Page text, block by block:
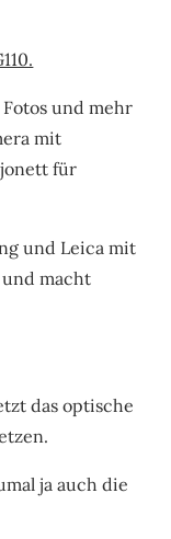
und mehr
mit
für
und Leica mit
macht
das optische
ja auch die